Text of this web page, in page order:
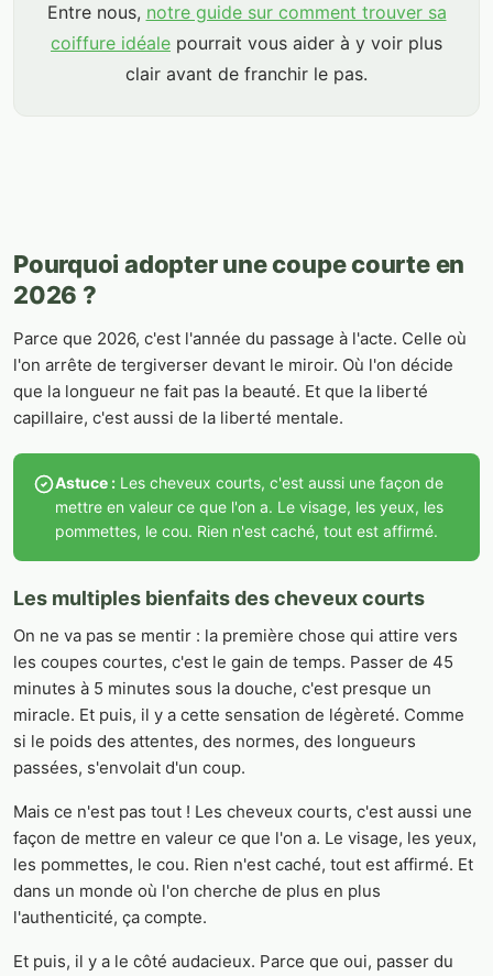
Entre nous, notre guide sur comment trouver sa
coiffure idéale pourrait vous aider à y voir plus
clair avant de franchir le pas.
Pourquoi adopter une coupe courte en
2026 ?
Parce que 2026, c'est l'année du passage à l'acte. Celle où
l'on arrête de tergiverser devant le miroir. Où l'on décide
que la longueur ne fait pas la beauté. Et que la liberté
capillaire, c'est aussi de la liberté mentale.
Astuce : Les cheveux courts, c'est aussi une façon de
mettre en valeur ce que l'on a. Le visage, les yeux, les
pommettes, le cou. Rien n'est caché, tout est affirmé.
Les multiples bienfaits des cheveux courts
On ne va pas se mentir : la première chose qui attire vers
les coupes courtes, c'est le gain de temps. Passer de 45
minutes à 5 minutes sous la douche, c'est presque un
miracle. Et puis, il y a cette sensation de légèreté. Comme
si le poids des attentes, des normes, des longueurs
passées, s'envolait d'un coup.
Mais ce n'est pas tout ! Les cheveux courts, c'est aussi une
façon de mettre en valeur ce que l'on a. Le visage, les yeux,
les pommettes, le cou. Rien n'est caché, tout est affirmé. Et
dans un monde où l'on cherche de plus en plus
l'authenticité, ça compte.
Et puis, il y a le côté audacieux. Parce que oui, passer du